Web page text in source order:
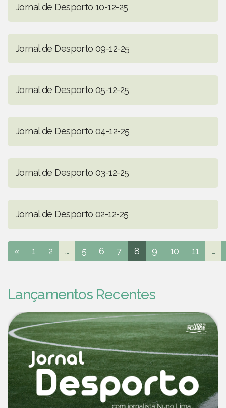
Jornal de Desporto 10-12-25
Jornal de Desporto 09-12-25
Jornal de Desporto 05-12-25
Jornal de Desporto 04-12-25
Jornal de Desporto 03-12-25
Jornal de Desporto 02-12-25
« 1 2 ... 5 6 7 8 9 10 11 ...
Lançamentos Recentes